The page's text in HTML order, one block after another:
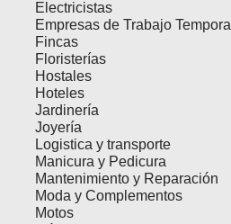
Electricistas
Empresas de Trabajo Temporal
Fincas
Floristerías
Hostales
Hoteles
Jardinería
Joyería
Logistica y transporte
Manicura y Pedicura
Mantenimiento y Reparación
Moda y Complementos
Motos